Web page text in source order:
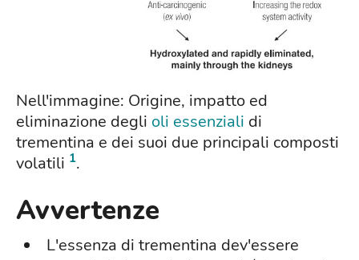
Nell'immagine: Origine, impatto ed
eliminazione degli oli essenziali di
trementina e dei suoi due principali composti
volatili 1.
Avvertenze
L'essenza di trementina dev'essere